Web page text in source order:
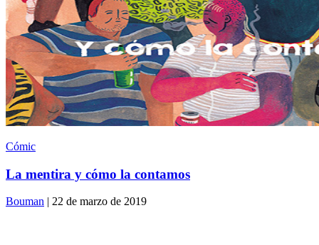
Cómic
La mentira y cómo la contamos
Bouman | 22 de marzo de 2019